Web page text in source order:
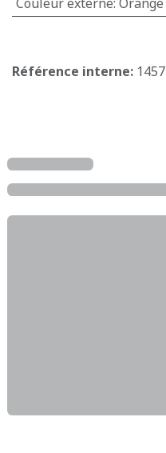
Référence interne: 1457